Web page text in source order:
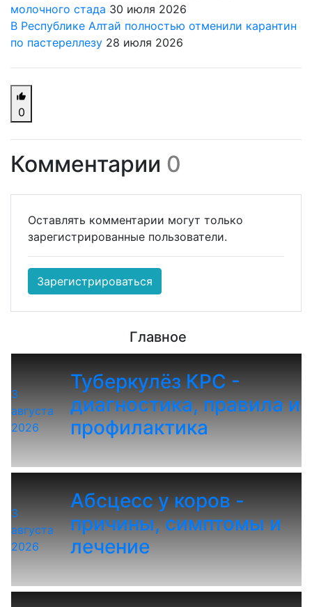
молочного стада 30 июля 2026
В Республике Алтай полностью отменили карантин
по пастереллезу 28 июля 2026
0
Комментарии 0
Оставлять комментарии могут только
зарегистрированные пользователи.
Зарегистрироваться
Главное
3
августа
2026
Туберкулёз КРС -
диагностика, правила и
профилактика
3
августа
2026
Абсцесс у коров -
причины, симптомы и
лечение